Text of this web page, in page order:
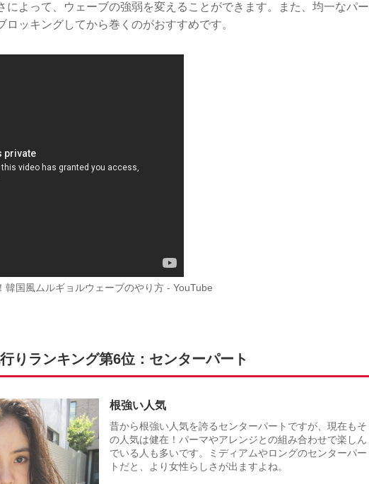
によって、ウェーブの強弱を変えることができます。また、均一なパー
ロッキングしてから巻くのがおすすめです。
韓国風ムルギョルウェーブのやり方 - YouTube
りランキング第6位：センターパート
根強い人気
昔から根強い人気を誇るセンターパートですが、現在もそ
の人気は健在！パーマやアレンジとの組み合わせで楽しん
でいる人も多いです。ミディアムやロングのセンターパー
トだと、より女性らしさが出ますよね。